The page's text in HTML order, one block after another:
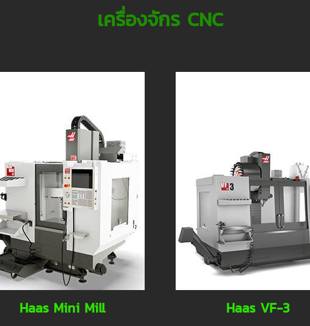
เครื่องจักร CNC
Haas Mini Mill Haas VF-3